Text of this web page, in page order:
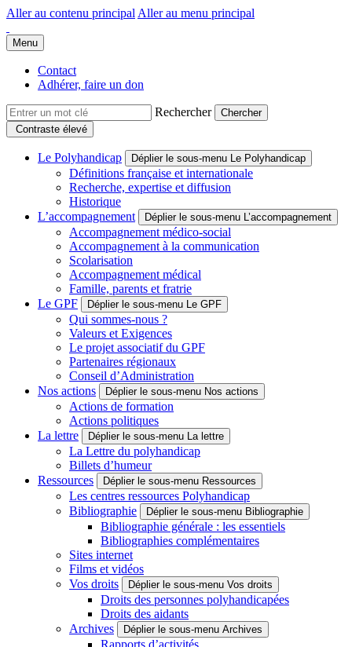
Aller au contenu principal Aller au menu principal
Groupe Polyhandicap France
Faire connaître et reconnaître les personnes polyhandicapées dans
Menu
Contact
Adhérer, faire un don
Rechercher
Contraste élevé
Le Polyhandicap Déplier le sous-menu Le Polyhandicap
Définitions française et internationale
Recherche, expertise et diffusion
Historique
L’accompagnement
Déplier le sous-menu L’accompagnement
Accompagnement médico-social
Accompagnement à la communication
Scolarisation
Accompagnement médical
Famille, parents et fratrie
Le GPF
Déplier le sous-menu Le GPF
Qui sommes-nous ?
Valeurs et Exigences
Le projet associatif du GPF
Partenaires régionaux
Conseil d’Administration
Nos actions
Déplier le sous-menu Nos actions
Actions de formation
Actions politiques
La lettre
- Actif
Déplier le sous-menu La lettre
La Lettre du polyhandicap
Billets d’humeur
Ressources
Déplier le sous-menu Ressources
Les centres ressources Polyhandicap
Bibliographie
Déplier le sous-menu Bibliographie
Bibliographie générale : les essentiels
Bibliographies complémentaires
Sites internet
Films et vidéos
Vos droits
Déplier le sous-menu Vos droits
Droits des personnes polyhandicapées
Droits des aidants
Archives
Déplier le sous-menu Archives
Rapports d’activités